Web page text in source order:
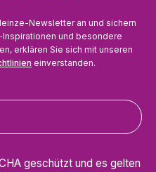
Newsletter an und sichern
und besondere
erklären Sie sich mit unseren
einverstanden.
geschützt und es gelten